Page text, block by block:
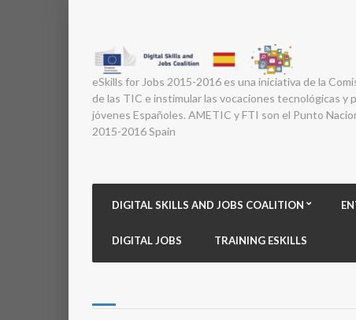
eSkills for Jobs 2015-2016 es una iniciativa de la
de las TIC e instimular las vocaciones tecnológicas y
jóvenes Españoles. AMETIC y FTI son el Punto
2015-2016 Spain
DIGITAL SKILLS AND JOBS COALITION
DIGITAL JOBS TRAINING ESKILLS